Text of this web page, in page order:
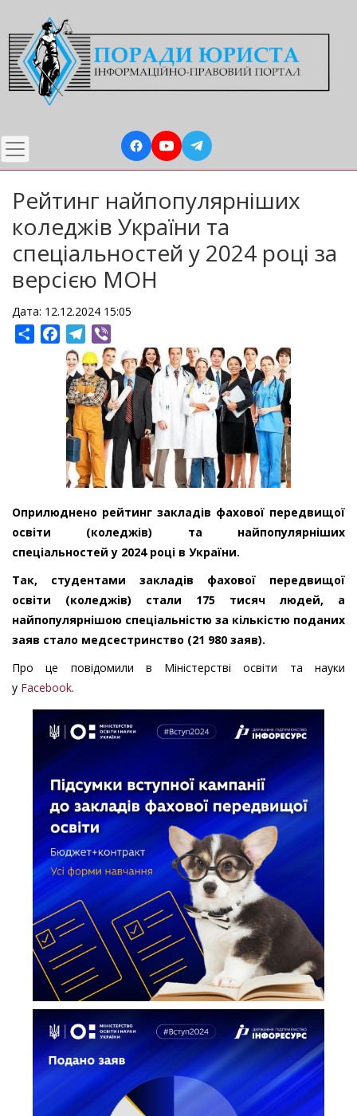
до
основного
вмісту
Рейтинг найпопулярніших
коледжів України та
спеціальностей у 2024 році за
версією МОН
Дата: 12.12.2024 15:05
ShareFacebookTelegram
Оприлюднено рейтинг закладів фахової передвищої
освіти (коледжів) та найпопулярніших
спеціальностей у 2024 році в України.
Так, студентами закладів фахової передвищої
освіти (коледжів) стали 175 тисяч людей, а
найпопулярнішою спеціальністю за кількістю поданих
заяв стало медсестринство (21 980 заяв).
Про це повідомили в Міністерстві освіти та науки
у Facebook.